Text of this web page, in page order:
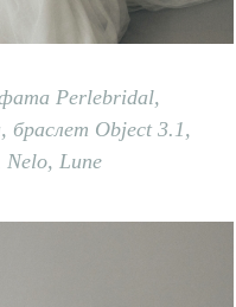
ата Perlebridal,
браслет Object 3.1,
Nelo, Lune